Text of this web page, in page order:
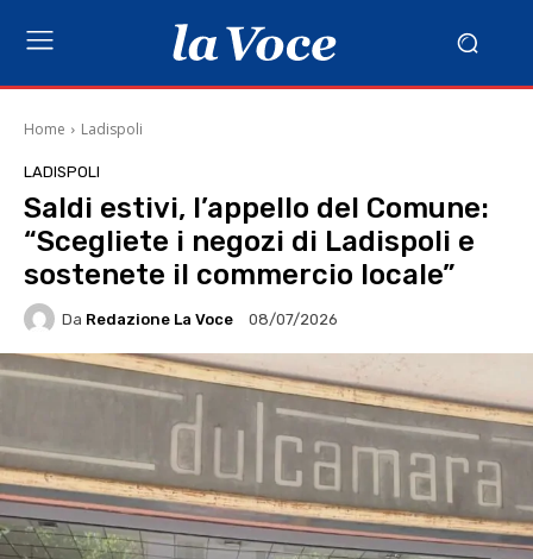
Home Ladispoli
LADISPOLI
Saldi estivi, l’appello del Comune:
“Scegliete i negozi di Ladispoli e
sostenete il commercio locale”
Da Redazione La Voce 08/07/2026